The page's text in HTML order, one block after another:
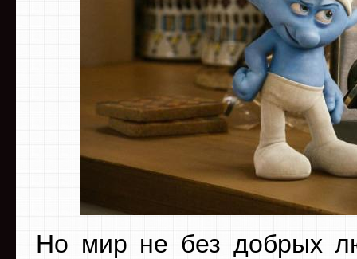
Но мир не без добрых